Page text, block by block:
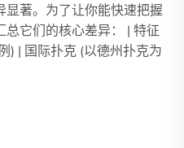
显著。为了让你能快速把握
它们的核心差异： | 特征
) | 国际扑克 (以德州扑克为